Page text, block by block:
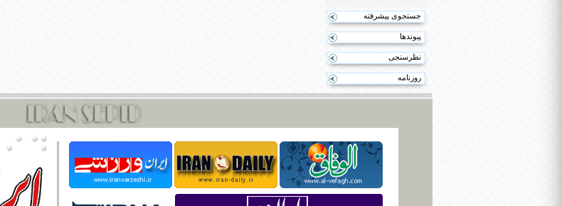
جستجوی پیشرفته
پیوندها
نظرسنجی
روزنامه